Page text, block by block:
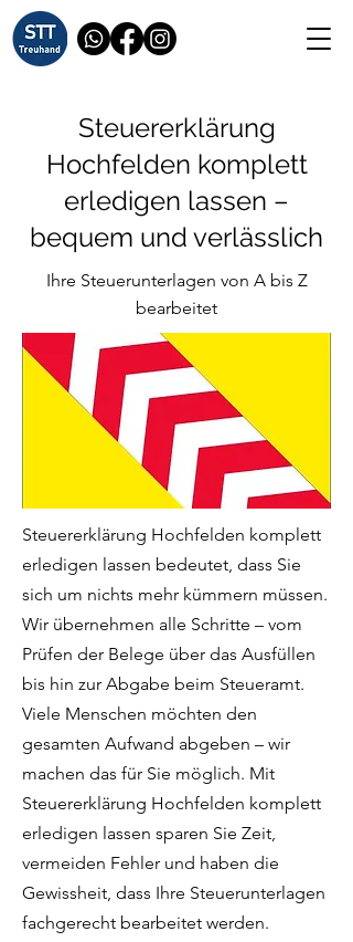
Steuererklärung
Hochfelden komplett
erledigen lassen –
bequem und verlässlich
Ihre Steuerunterlagen von A bis Z
bearbeitet
Steuererklärung Hochfelden komplett
erledigen lassen bedeutet, dass Sie
sich um nichts mehr kümmern müssen.
Wir übernehmen alle Schritte – vom
Prüfen der Belege über das Ausfüllen
bis hin zur Abgabe beim Steueramt.
Viele Menschen möchten den
gesamten Aufwand abgeben – wir
machen das für Sie möglich. Mit
Steuererklärung Hochfelden komplett
erledigen lassen sparen Sie Zeit,
vermeiden Fehler und haben die
Gewissheit, dass Ihre Steuerunterlagen
fachgerecht bearbeitet werden.